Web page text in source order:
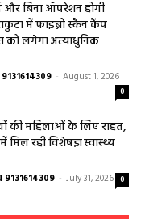
9131614309 - August 2, 2026
और बिना ऑपरेशन होगी
में फाइब्रो स्कैन कैंप
- August 1, 2026
की महिलाओं के लिए राहत,